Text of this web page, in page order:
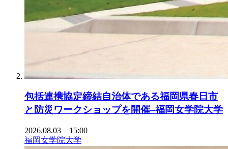
包括連携協定締結自治体である福岡県春日市
と防災ワークショップを開催–福岡女学院大学
2026.08.03 15:00
福岡女学院大学